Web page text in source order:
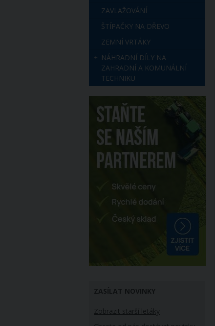
ZAVLAŽOVÁNÍ
ŠTÍPAČKY NA DŘEVO
ZEMNÍ VRTÁKY
NÁHRADNÍ DÍLY NA
ZAHRADNÍ A KOMUNÁLNÍ
TECHNIKU
ZASÍLAT NOVINKY
Zobrazit starší letáky